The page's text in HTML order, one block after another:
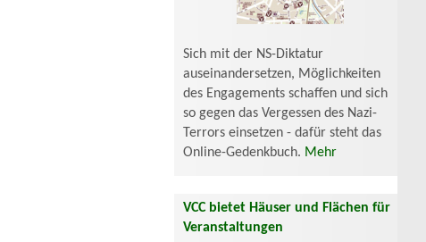
Sich mit der NS-Diktatur
auseinandersetzen, Möglichkeiten
des Engagements schaffen und sich
so gegen das Vergessen des Nazi-
Terrors einsetzen - dafür steht das
Online-Gedenkbuch. Mehr
VCC bietet Häuser und Flächen für
Veranstaltungen